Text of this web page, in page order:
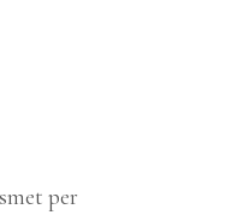
per